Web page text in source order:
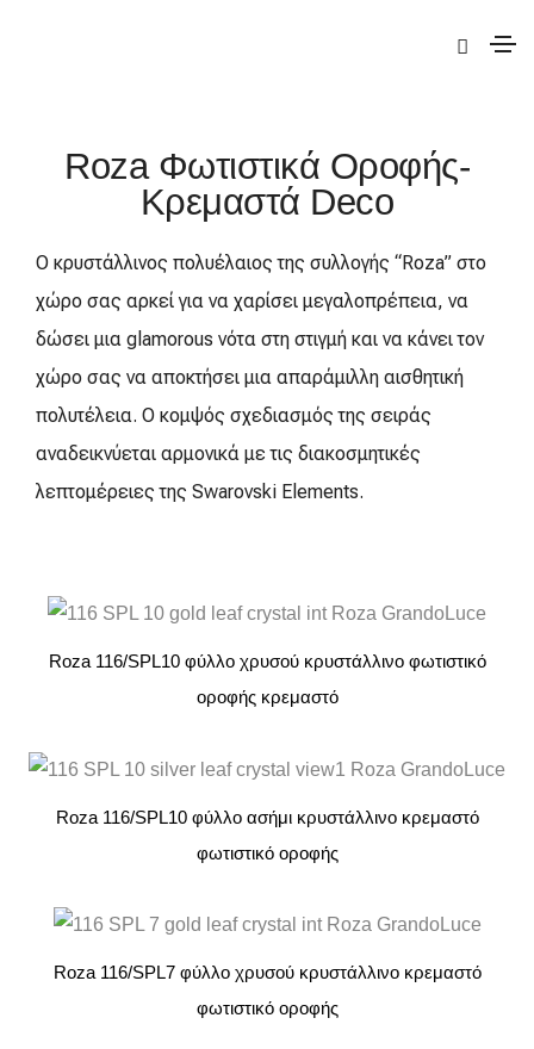
Roza Φωτιστικά Οροφής-
Κρεμαστά Deco
Ο κρυστάλλινος πολυέλαιος της συλλογής “Roza” στο
χώρο σας αρκεί για να χαρίσει μεγαλοπρέπεια, να
δώσει μια glamorous νότα στη στιγμή και να κάνει τον
χώρο σας να αποκτήσει μια απαράμιλλη αισθητική
πολυτέλεια. Ο κομψός σχεδιασμός της σειράς
αναδεικνύεται αρμονικά με τις διακοσμητικές
λεπτομέρειες της Swarovski Elements.
Roza 116/SPL10 φύλλο χρυσού κρυστάλλινο φωτιστικό
οροφής κρεμαστό
Roza 116/SPL10 φύλλο ασήμι κρυστάλλινο κρεμαστό
φωτιστικό οροφής
Roza 116/SPL7 φύλλο χρυσού κρυστάλλινο κρεμαστό
φωτιστικό οροφής